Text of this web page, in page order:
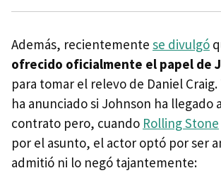
Además, recientemente se divulgó
ofrecido oficialmente el papel de
para tomar el relevo de Daniel Craig.
ha anunciado si Johnson ha llegado
contrato pero, cuando Rolling Stone
por el asunto, el actor optó por ser
admitió ni lo negó tajantemente: